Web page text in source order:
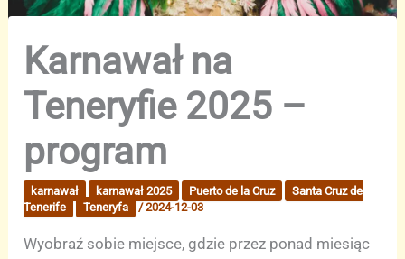
Karnawał na
Teneryfie 2025 –
program
karnawał karnawał 2025 Puerto de la Cruz
Santa Cruz de
Tenerife
Teneryfa /2024-12-03
Wyobraź sobie miejsce, gdzie przez ponad miesiąc